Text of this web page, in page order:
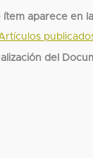
ítem aparece en
del